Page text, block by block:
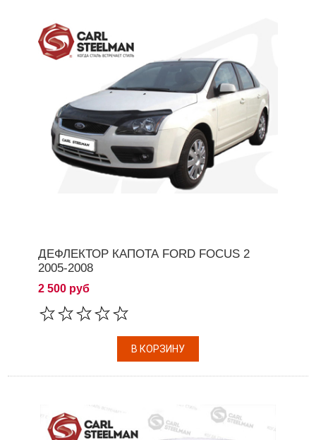
ДЕФЛЕКТОР КАПОТА FORD FOCUS 2
2005-2008
2 500 руб